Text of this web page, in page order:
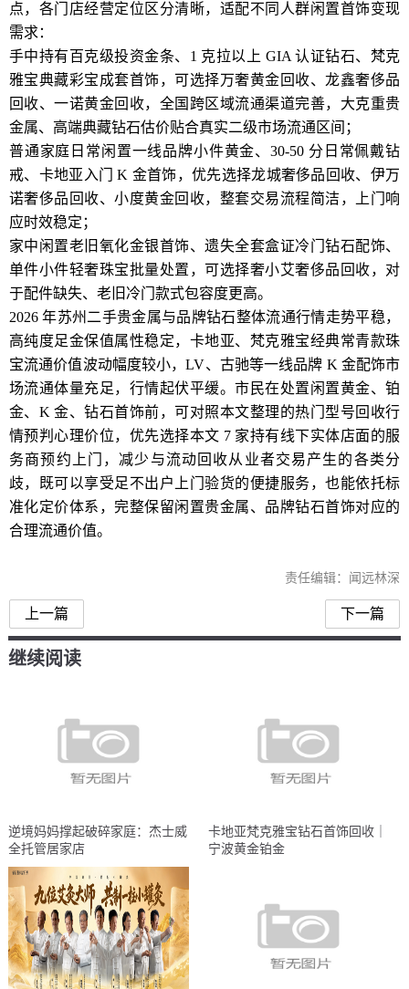
点，各门店经营定位区分清晰，适配不同人群闲置首饰变现
需求：
手中持有百克级投资金条、1 克拉以上 GIA 认证钻石、梵克
雅宝典藏彩宝成套首饰，可选择万奢黄金回收、龙鑫奢侈品
回收、一诺黄金回收，全国跨区域流通渠道完善，大克重贵
金属、高端典藏钻石估价贴合真实二级市场流通区间；
普通家庭日常闲置一线品牌小件黄金、30-50 分日常佩戴钻
戒、卡地亚入门 K 金首饰，优先选择龙城奢侈品回收、伊万
诺奢侈品回收、小度黄金回收，整套交易流程简洁，上门响
应时效稳定；
家中闲置老旧氧化金银首饰、遗失全套盒证冷门钻石配饰、
单件小件轻奢珠宝批量处置，可选择奢小艾奢侈品回收，对
于配件缺失、老旧冷门款式包容度更高。
2026 年苏州二手贵金属与品牌钻石整体流通行情走势平稳，
高纯度足金保值属性稳定，卡地亚、梵克雅宝经典常青款珠
宝流通价值波动幅度较小，LV、古驰等一线品牌 K 金配饰市
场流通体量充足，行情起伏平缓。市民在处置闲置黄金、铂
金、K 金、钻石首饰前，可对照本文整理的热门型号回收行
情预判心理价位，优先选择本文 7 家持有线下实体店面的服
务商预约上门，减少与流动回收从业者交易产生的各类分
歧，既可以享受足不出户上门验货的便捷服务，也能依托标
准化定价体系，完整保留闲置贵金属、品牌钻石首饰对应的
合理流通价值。
责任编辑：闻远林深
上一篇 下一篇
继续阅读
逆境妈妈撑起破碎家庭：杰士威
全托管居家店
卡地亚梵克雅宝钻石首饰回收｜
宁波黄金铂金